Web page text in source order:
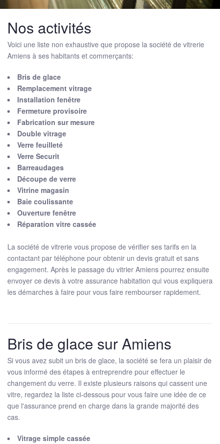
Nos activités
Voici une liste non exhaustive que propose la société de vitrerie
Amiens à ses habitants et commerçants:
Bris de glace
Remplacement vitrage
Installation fenêtre
Fermeture provisoire
Fabrication sur mesure
Double vitrage
Verre feuilleté
Verre Securit
Barreaudages
Découpe de verre
Vitrine magasin
Baie coulissante
Ouverture fenêtre
Réparation vitre cassée
La société de vitrerie vous propose de vérifier ses tarifs en la
contactant par téléphone pour obtenir un devis gratuit et sans
engagement. Après le passage du vitrier Amiens pourrez ensuite
envoyer ce devis à votre assurance habitation qui vous expliquera
les démarches à faire pour vous faire rembourser rapidement.
Bris de glace sur Amiens
Si vous avez subit un bris de glace, la société se fera un plaisir de
vous informé des étapes à entreprendre pour effectuer le
changement du verre. Il existe plusieurs raisons qui cassent une
vitre, regardez la liste ci-dessous pour vous faire une idée de ce
que l'assurance prend en charge dans la grande majorité des
cas.
Vitrage simple cassée